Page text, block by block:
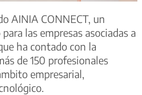
AINIA CONNECT, un
las empresas asociadas a
ha contado con la
de 150 profesionales
empresarial,